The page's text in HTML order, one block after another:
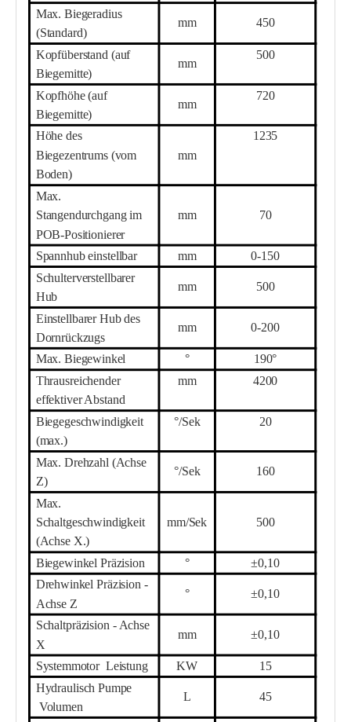
Max. Biegeradius
(Standard)
mm 450
Kopfüberstand (auf
Biegemitte)
mm
500
Kopfhöhe (auf
Biegemitte)
mm
720
Höhe des
Biegezentrums (vom
Boden)
mm
1235
Max.
Stangendurchgang im
POB-Positionierer
mm 70
Spannhub einstellbar mm 0-150
Schulterverstellbarer
Hub
mm 500
Einstellbarer Hub des
Dornrückzugs
mm 0-200
Max. Biegewinkel ° 190°
Thrausreichender
effektiver Abstand
mm 4200
Biegegeschwindigkeit
(max.)
°/Sek 20
Max. Drehzahl (Achse
Z)
°/Sek 160
Max.
Schaltgeschwindigkeit
(Achse X.)
mm/Sek 500
Biegewinkel Präzision ° ±0,10
Drehwinkel Präzision -
Achse Z
° ±0,10
Schaltpräzision - Achse
X
mm ±0,10
SystemmotorLeistung KW 15
HydraulischPumpe
Volumen
L 45